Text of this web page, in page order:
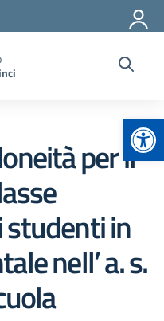
per il
studenti in
nell’ a. s.